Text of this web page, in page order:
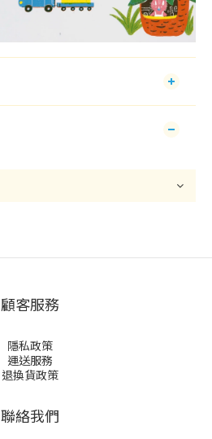
顧客服務
隱私政策
運送服務
退換貨政策
聯絡我們